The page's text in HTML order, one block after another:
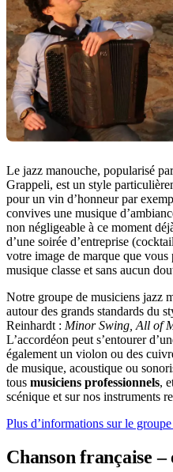
Le jazz manouche, popularisé
Grappeli, est un style
pour un vin d’honneur par
convives une musique
non négligeable à ce moment
d’une soirée d’entreprise
votre image de marque que
musique classe et sans aucun
Notre groupe de musiciens jazz
autour des grands standards du
Reinhardt : Minor Swing, All of
L’accordéon peut s’entourer
également un violon ou des
de musique, acoustique ou
tous musiciens professionnels,
scénique et sur nos instruments
Plus d’informations sur le
Chanson française